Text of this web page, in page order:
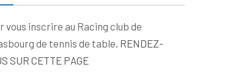
vous inscrire au Racing club de
de tennis de table, RENDEZ-
SUR CETTE PAGE